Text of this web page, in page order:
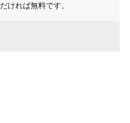
ければ無料です。